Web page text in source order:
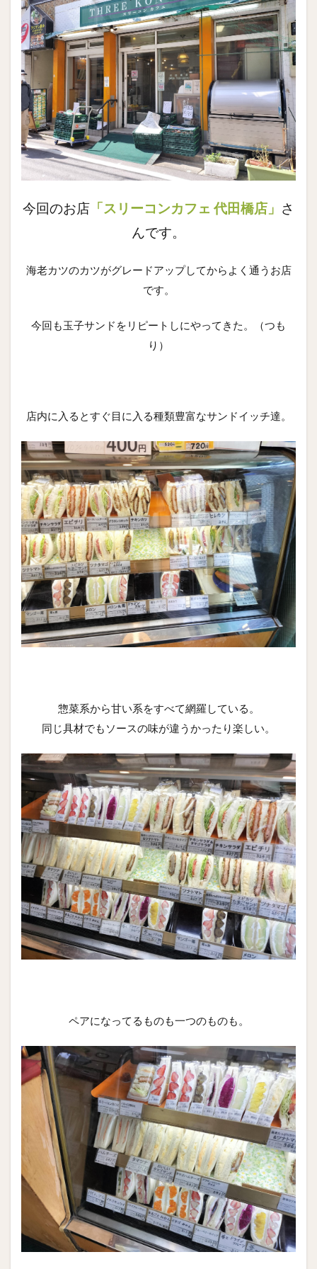
今回のお店 「スリーコンカフェ 代田橋店」 さ
んです。
海老カツのカツがグレードアップしてからよく通うお店
です。
今回も玉子サンドをリピートしにやってきた。（つも
り）
店内に入るとすぐ目に入る種類豊富なサンドイッチ達。
惣菜系から甘い系をすべて網羅している。
同じ具材でもソースの味が違うかったり楽しい。
ペアになってるものも一つのものも。